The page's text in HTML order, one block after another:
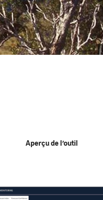
Aperçu de l’outil